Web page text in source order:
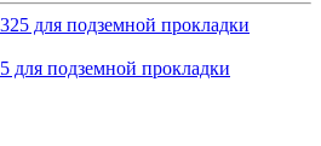
подземной прокладки